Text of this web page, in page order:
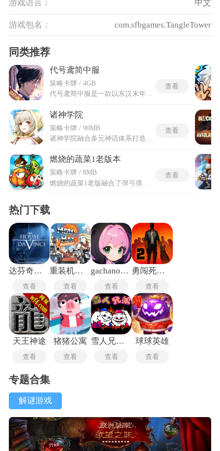
游戏语言： 中文
游戏包名： com.sfbgames.TangleTower
同类推荐
代号鸢简中服
策略卡牌 / 4GB
代号鸢简中服是一款以东汉末年乱世为舞台的沉浸式剧情卡牌手游，玩家将化身女扮男装的广陵王，同时执掌情报组织绣衣楼，在波谲云诡的权力纷争中步步为营。代号鸢简中服全程Live2D、电影级剧情，搭配策略卡牌玩法，剧情与台词经本土化优化，情感表达更含蓄，服务器独立、数据不与外服互通。游戏以权谋斗争与情感羁绊为核心，融合历史改编与东方幻想元素，构建出跌宕起伏的多线叙事。玩家可邂逅多位性格迥异的核心角色，在周旋于各方势力的过程中，感受势均力敌的情感交锋与甜虐交织的命运纠葛。在体验剧情与战斗之余，感受乱世中执掌一方、运筹帷幄的独特乐趣。
查看
诸神学院
策略卡牌 / 90MB
查看
燃烧的蔬菜1老版本
策略卡牌 / 8MB
查看
热门下载
达芬奇密室1中文版
查看
重装机兵2手机版
查看
gachanox加查
查看
勇闯死人谷2安卓版
查看
天王神途
查看
猪猪公寓
查看
雪人兄弟中文版
查看
球球英雄
查看
专题合集
解谜游戏